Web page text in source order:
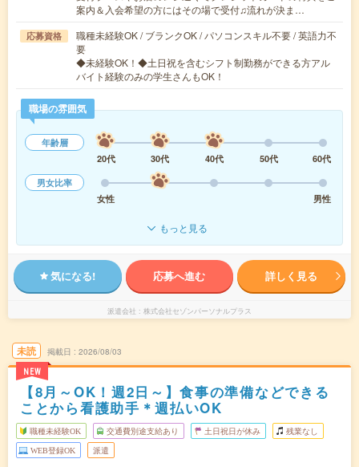
案内＆入会希望の方にはその場で受付♫流れが決ま…
応募資格
職種未経験OK / ブランクOK / パソコンスキル不要 / 英語力不
要
◆未経験OK！◆土日祝を含むシフト制勤務ができる方アル
バイト経験のみの学生さんもOK！
職場の雰囲気
年齢層
20代
30代 40代 50代
60代
男女比率
女性
男性
もっと見る
気になる! 応募へ進む 詳しく見る
派遣会社 株式会社セゾンパーソナルプラス
未読
NEW
掲載日 2026/08/03
【8月～OK！週2日～】食事の準備などできる
ことから看護助手＊週払いOK
職種未経験OK 交通費別途支給あり 土日祝日が休み 残業なし
WEB登録OK 派遣